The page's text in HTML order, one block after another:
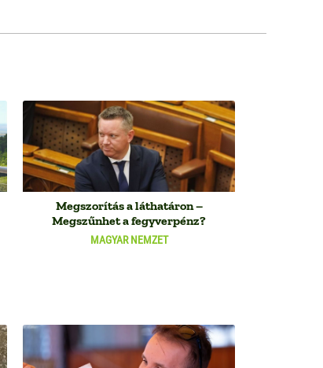
MAGYAR NEMZET
Megszorítás a láthatáron –
Megszűnhet a fegyverpénz?